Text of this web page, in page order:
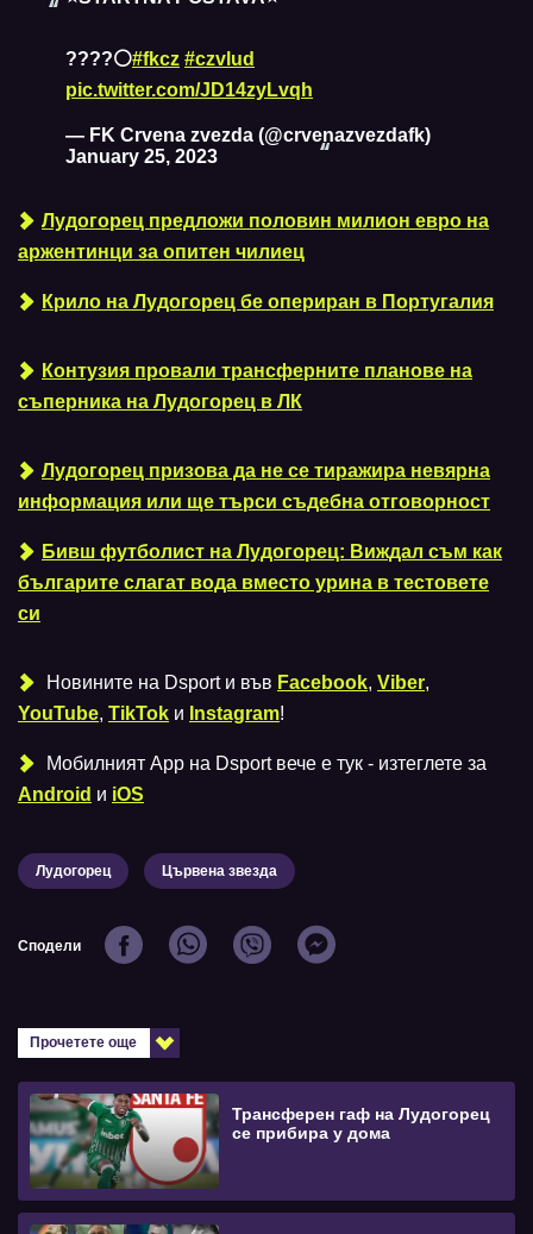
????⚪️#fkcz #czvlud
pic.twitter.com/JD14zyLvqh
— FK Crvena zvezda (@crvenazvezdafk)
January 25, 2023
Лудогорец предложи половин милион евро на
аржентинци за опитен чилиец
Крило на Лудогорец бе опериран в Португалия
Контузия провали трансферните планове на
съперника на Лудогорец в ЛК
Лудогорец призова да не се тиражира невярна
информация или ще търси съдебна отговорност
Бивш футболист на Лудогорец: Виждал съм как
българите слагат вода вместо урина в тестовете
си
Новините на Dsport и във Facebook, Viber,
YouTube, TikTok и Instagram!
Мобилният Аpp на Dsport вече е тук - изтеглете за
Android и iOS
Лудогорец Цървена звезда
Сподели
Прочетете още
Трансферен гаф на Лудогорец
се прибира у дома